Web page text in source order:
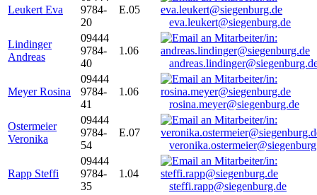
Leukert Eva
9784-
20
E.05
eva.leukert@siegenburg.de
Lindinger
Andreas
09444
9784-
40
1.06
Meyer Rosina
09444
9784-
41
1.06
rosina.meyer@siegenburg.de
Ostermeier
Veronika
09444
9784-
54
E.07
Rapp Steffi
09444
9784-
35
1.04
steffi.rapp@siegenburg.de